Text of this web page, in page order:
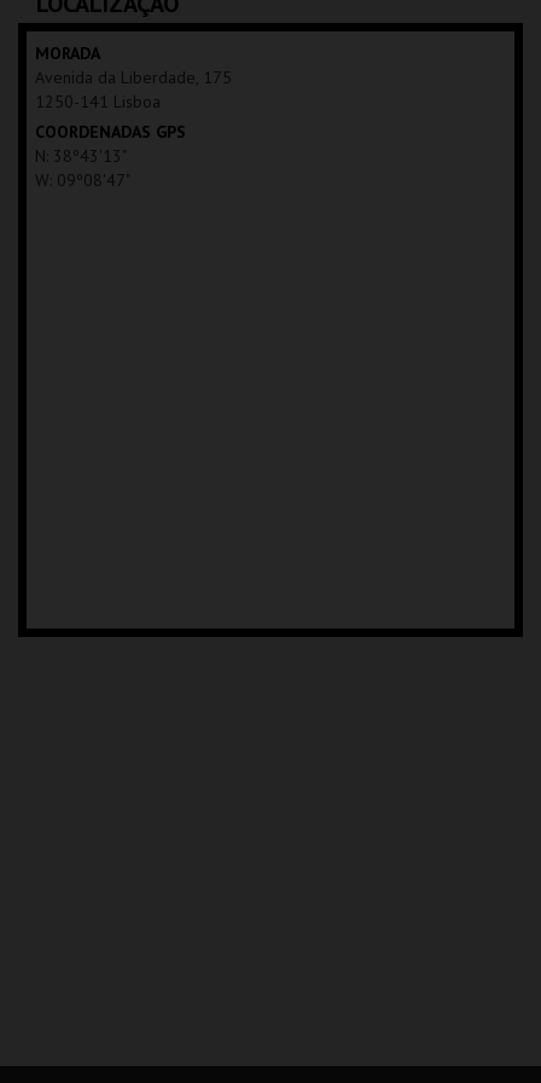
MAIS INFO
MORADA
Avenida da Liberdade, 175
1250-141 Lisboa
COORDENADAS GPS
N: 38º43'13"
W: 09º08'47"